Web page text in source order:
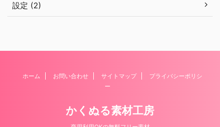
設定 (2)
ホーム お問い合わせ サイトマップ
プライバシーポリシ
ー
かくぬる素材工房